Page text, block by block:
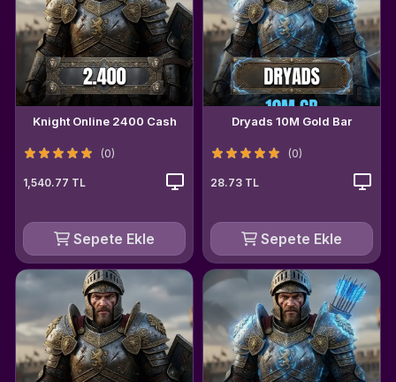
Knight Online 2400 Cash
(0)
1,540.77 TL
Sepete Ekle
Dryads 10M Gold Bar
(0)
28.73 TL
Sepete Ekle